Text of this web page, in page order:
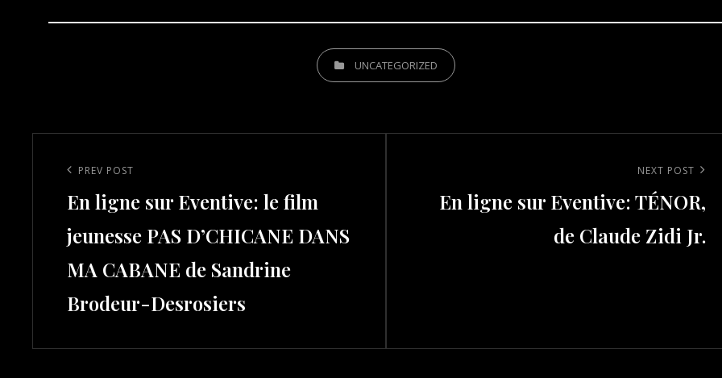
CATEGORIESUNCATEGORIZED
navigation
Previous
Post
PREV POST
En ligne sur Eventive: le film
jeunesse PAS D’CHICANE DANS
MA CABANE de Sandrine
Brodeur-Desrosiers
Post
NEXT POST
En ligne sur Eventive: TÉNOR,
de Claude Zidi Jr.